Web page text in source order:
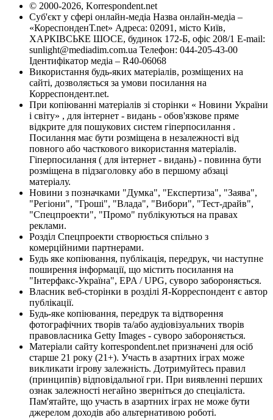
© 2000-2026, Korrespondent.net
Суб'єкт у сфері онлайн-медіа Назва онлайн-медіа –
«КореспонденТ.net» Адреса: 02091, місто Київ,
ХАРКІВСЬКЕ ШОСЕ, будинок 172-Б, офіс 208/1 E-mail:
sunlight@mediadim.com.ua Телефон: 044-205-43-00
Ідентифікатор медіа – R40-06068
Використання будь-яких матеріалів, розміщених на
сайті, дозволяється за умови посилання на
Корреспондент.net.
При копіюванні матеріалів зі сторінки « Новини України
і світу» , для інтернет - видань - обов'язкове пряме
відкрите для пошукових систем гіперпосилання .
Посилання має бути розміщена в незалежності від
повного або часткового використання матеріалів.
Гіперпосилання ( для інтернет - видань) - повинна бути
розміщена в підзаголовку або в першому абзаці
матеріалу.
Новини з позначками "Думка", "Експертиза", "Заява",
"Регіони", "Гроші", "Влада", "Вибори", "Тест-драйв",
"Спецпроекти", "Промо" публікуються на правах
реклами.
Розділ Спецпроекти створюється спільно з
комерційними партнерами.
Будь яке копіювання, публікація, передрук, чи наступне
поширення інформації, що містить посилання на
"Інтерфакс-Україна", EPA / UPG, суворо забороняється.
Власник веб-сторінки в розділі Я-Корреспондент є автор
публікації.
Будь-яке копіювання, передрук та відтворення
фотографічних творів та/або аудіовізуальних творів
правовласника Getty Images - суворо забороняється.
Матеріали сайту korrespondent.net призначені для осіб
старше 21 року (21+). Участь в азартних іграх може
викликати ігрову залежність. Дотримуйтесь правил
(принципів) відповідальної гри. При виявленні перших
ознак залежності негайно зверніться до спеціаліста.
Пам'ятайте, що участь в азартних іграх не може бути
джерелом доходів або альтернативою роботі.